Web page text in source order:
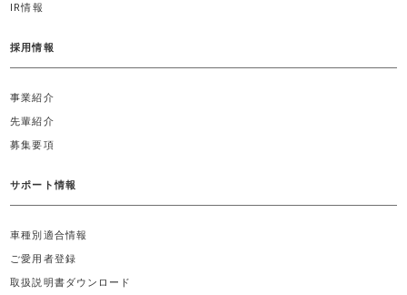
IR情報
採用情報
事業紹介
先輩紹介
募集要項
サポート情報
車種別適合情報
ご愛用者登録
取扱説明書ダウンロード